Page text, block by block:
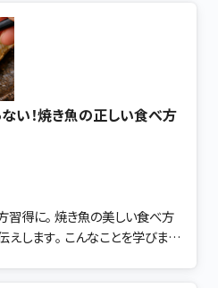
す お子さんの「鉛筆・お箸の持
いろんなものを掴み楽しく学ぶ。
ります。 これは「やらされてい
たくなるお箸の持ち方の練習で
手に使
ンがとれます ・できるようにな
立します ・今まで以上にお互い
手に持てると、お子さんの食事
さんがプラスに変わればお子さ
が変わる ・お箸に抵抗なく上手
付きます！ ・忙しいお母さん
ナーの土台（食事のマナー）を
番楽しい時間になります ・でき
が自立します 「楽しむこ
」と意識が変わり お子さんもお母
食事の時間が楽しくなります！
環境はどう？食事
ックして、今何から実践できる
間は実況中継や、怒る時間にな
きした様子から、お子さんが出
。 【お子さん実践】
かた ● 食事中の姿勢 ● お
ない！焼き魚の正しい食べ方
得に。 焼き魚の美しい食べ方
なことを学びます